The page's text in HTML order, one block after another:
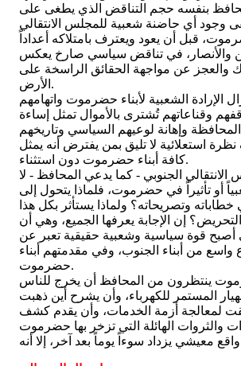
بنفسه حجم التناقض الذي يطغى على
وجود أي حاضنة شعبية للمجلس الانتقالي
قبل أن يعود ويعترف بامتلاكه أعداداً
والأنصار، في تناقض سياسي صارخ يعكس
والعجز عن مواجهة الحقائق الراسخة على
الأرض.
الإرادة الشعبية لأبناء حضرموت واتهامهم
وقناعاتهم تُشترى بالأموال تمثل إساءة
المحافظة وإهانة لوعيهم السياسي وتاريخهم
استعلائية لا تليق بمن يفترض أنه يمثل
كافة أبناء حضرموت دون استثناء.
الانتقالي الجنوبي - كما يدعي المحافظ - لا
أو تأثيراً في حضرموت، فلماذا يتحول إلى
وتصريحاته؟ ولماذا يستأثر بكل هذا
إن الإجابة يعرفها الجميع، وهي أن
أصبح قوة سياسية وشعبية حقيقية تعبر عن
من أبناء الجنوب، وفي مقدمتهم أبناء
حضرموت.
ينتظرون من المحافظ أن يخرج للناس
المستمر للكهرباء، وأن يشرح أين ذهبت
لمعالجة أزمة الخدمات، وأن يقدم كشف
والثروات الهائلة التي تزخر بها حضرموت
معيشي يزداد سوءاً يوماً بعد آخر، إلا أنه